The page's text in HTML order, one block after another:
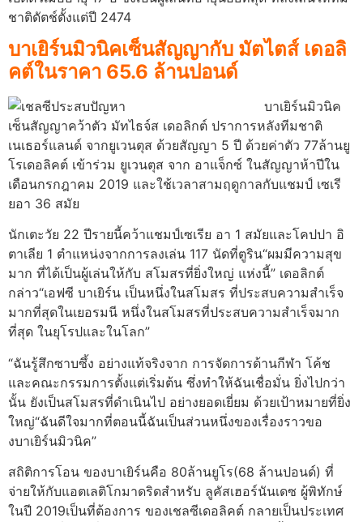
ชาติดัตช์ตั้งแต่ปี 2474
บาเยิร์นมิวนิคเซ็นสัญญากับ มัตไตส์ เดอลิ
คต์ในราคา 65.6 ล้านปอนด์
บาเยิร์นมิวนิค
เซ็นสัญญาคว้าตัว มัทไธจ์ส เดอลิกต์ ปราการหลังทีมชาติ
เนเธอร์แลนด์ จากยูเวนตุส ด้วยสัญญา 5 ปี ด้วยค่าตัว 77ล้านยู
โรเดอลิคต์ เข้าร่วม ยูเวนตุส จาก อาแจ็กซ์ ในสัญญาห้าปีใน
เดือนกรกฎาคม 2019 และใช้เวลาสามฤดูกาลกับแชมป์ เซเรี
ยอา 36 สมัย
นักเตะวัย 22 ปีรายนี้คว้าแชมป์เซเรีย อา 1 สมัยและโคปปา อิ
ตาเลีย 1 ตำแหน่งจากการลงเล่น 117 นัดที่ตูริน“ผมมีความสุข
มาก ที่ได้เป็นผู้เล่นให้กับ สโมสรที่ยิ่งใหญ่ แห่งนี้” เดอลิกต์
กล่าว“เอฟซี บาเยิร์น เป็นหนึ่งในสโมสร ที่ประสบความสำเร็จ
มากที่สุดในเยอรมนี หนึ่งในสโมสรที่ประสบความสำเร็จมาก
ที่สุด ในยุโรปและในโลก”
“ฉันรู้สึกซาบซึ้ง อย่างแท้จริงจาก การจัดการด้านกีฬา โค้ช
และคณะกรรมการตั้งแต่เริ่มต้น ซึ่งทำให้ฉันเชื่อมั่น ยิ่งไปกว่า
นั้น ยังเป็นสโมสรที่ดำเนินไป อย่างยอดเยี่ยม ด้วยเป้าหมายที่ยิ่ง
ใหญ่“ฉันดีใจมากที่ตอนนี้ฉันเป็นส่วนหนึ่งของเรื่องราวขอ
งบาเยิร์นมิวนิค”
สถิติการโอน ของบาเยิร์นคือ 80ล้านยูโร(68 ล้านปอนด์) ที่
จ่ายให้กับแอตเลติโกมาดริดสำหรับ ลูคัสเฮอร์นันเดซ ผู้พิทักษ์
ในปี 2019เป็นที่ต้องการ ของเชลซีเดอลิคต์ กลายเป็นประเทศ